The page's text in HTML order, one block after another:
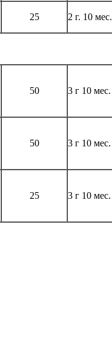
25 2 г. 10 мес.
50 3 г 10 мес.
50 3 г 10 мес.
25 3 г 10 мес.